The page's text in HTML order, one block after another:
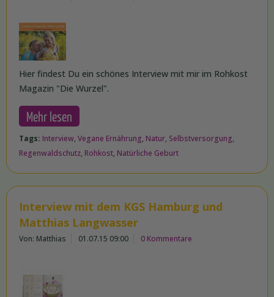
Hier findest Du ein schönes Interview mit mir im Rohkost
Magazin "Die Wurzel".
Mehr lesen
Tags: Interview, Vegane Ernährung, Natur, Selbstversorgung,
Regenwaldschutz, Rohkost, Natürliche Geburt
Interview mit dem KGS Hamburg und
Matthias Langwasser
Von: Matthias 01.07.15 09:00 0 Kommentare